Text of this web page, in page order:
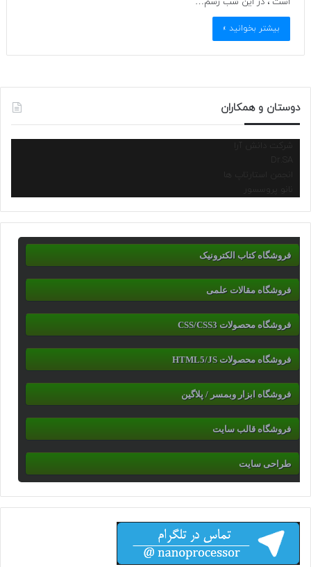
بیشتر بخوانید »
دوستان و همکاران
شرکت دانش آرا
انجمن استارتاپ ها
نانو پروسسور
فروشگاه کتاب الکترونیک
فروشگاه مقالات علمی
فروشگاه محصولات CSS/CSS3
فروشگاه محصولات HTML5/JS
فروشگاه ابزار وبمسر / پلاگین
فروشگاه قالب سایت
طراحی سایت